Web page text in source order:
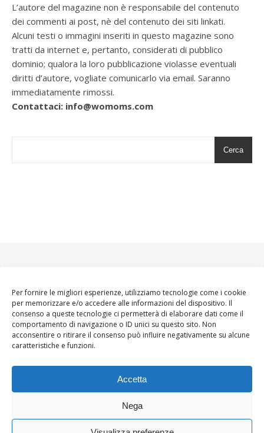
Per fornire le migliori esperienze, utilizziamo tecnologie come i cookie
per memorizzare e/o accedere alle informazioni del dispositivo. Il
consenso a queste tecnologie ci permetterà di elaborare dati come il
comportamento di navigazione o ID unici su questo sito. Non
acconsentire o ritirare il consenso può influire negativamente su alcune
caratteristiche e funzioni.
Accetta
Nega
L’autore del magazine non è responsabile del contenuto
dei commenti ai post, nè del contenuto dei siti linkati.
Alcuni testi o immagini inseriti in questo magazine sono
tratti da internet e, pertanto, considerati di pubblico
dominio; qualora la loro pubblicazione violasse eventuali
diritti d’autore, vogliate comunicarlo via email. Saranno
immediatamente rimossi.
Contattaci: info@womoms.com
Cerca